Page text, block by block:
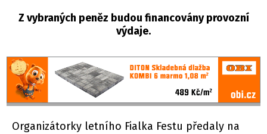
Z vybraných peněz budou financovány provozní
výdaje.
Organizátorky letního Fialka Festu předaly na